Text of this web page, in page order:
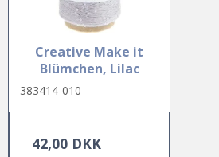
Creative Make it
Blümchen, Lilac
383414-010
42,00 DKK